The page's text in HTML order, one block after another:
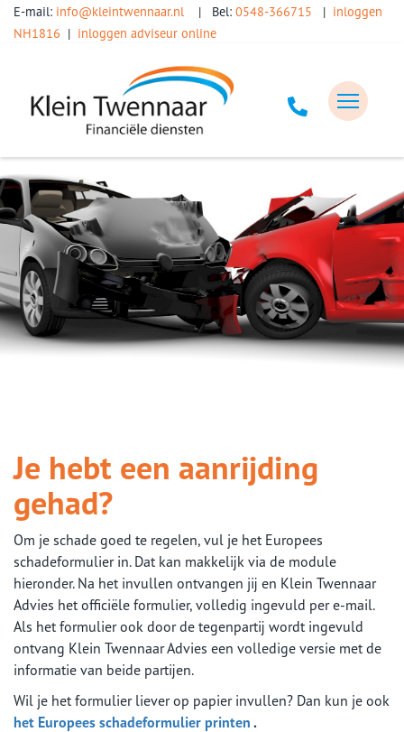
E-mail: info@kleintwennaar.nl | Bel: 0548-366715 | inloggen
NH1816 | inloggen adviseur online
Je hebt een aanrijding
gehad?
Om je schade goed te regelen, vul je het Europees
schadeformulier in. Dat kan makkelijk via de module
hieronder. Na het invullen ontvangen jij en Klein Twennaar
Advies het officiële formulier, volledig ingevuld per e-mail.
Als het formulier ook door de tegenpartij wordt ingevuld
ontvang Klein Twennaar Advies een volledige versie met de
informatie van beide partijen.
Wil je het formulier liever op papier invullen? Dan kun je ook
het Europees schadeformulier printen .